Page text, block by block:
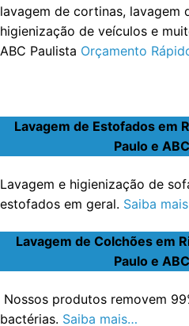
lavagem de cortinas, lavagem
higienização de veículos e
ABC Paulista Orçamento
Lavagem de Estofados em
Paulo e
Lavagem e higienização de
estofados em geral. Saiba
Lavagem de Colchões em
Paulo e
Nossos produtos removem
bactérias. Saiba mais…